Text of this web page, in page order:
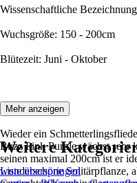
Wissenschaftliche
Wuchsgröße: 150 - 200cm
Blütezeit: Juni - Oktober
Beschreibung:
Wieder ein
Buzz Pink Purple wächst
seinen maximal 200cm ist er
wunderschöne Solitärpflanze,
Mehr anzeigen
Weitere
Liste überspringen